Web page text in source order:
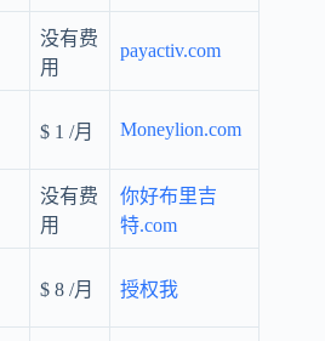
没有费
用
payactiv.com
$ 1 /月 Moneylion.com
没有费
用
你好布里吉
特.com
$ 8 /月 授权我